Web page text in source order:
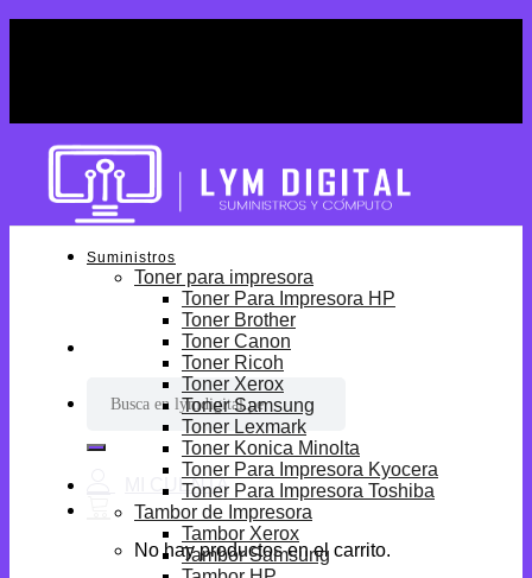
por:
No hay productos en el carrito.
Suministros
Toner para impresora
Toner Para Impresora HP
Toner Brother
Toner Canon
Toner Ricoh
Toner Xerox
Toner Samsung
Toner Lexmark
Toner Konica Minolta
Toner Para Impresora Kyocera
Toner Para Impresora Toshiba
Tambor de Impresora
Tambor Xerox
Tambor Samsung